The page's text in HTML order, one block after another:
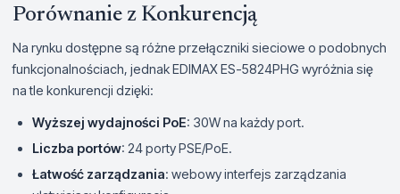
Porównanie z Konkurencją
Na rynku dostępne są różne przełączniki sieciowe o podobnych
funkcjonalnościach, jednak EDIMAX ES-5824PHG wyróżnia się
na tle konkurencji dzięki:
Wyższej wydajności PoE: 30W na każdy port.
Liczba portów: 24 porty PSE/PoE.
Łatwość zarządzania: webowy interfejs zarządzania